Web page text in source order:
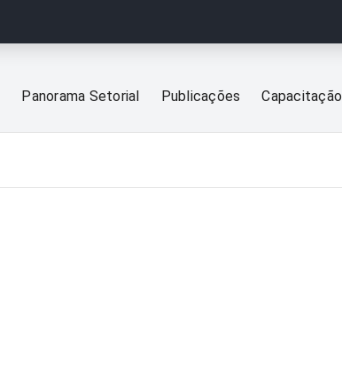
Panorama Setorial Publicações Capacitação